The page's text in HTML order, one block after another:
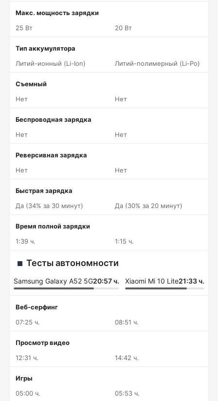
Макс. мощность зарядки
25 Вт
20 Вт
Тип аккумулятора
Литий-ионный (Li-Ion)
Литий-полимерный (Li-Po)
Съемный
Нет
Нет
Беспроводная зарядка
Нет
Нет
Реверсивная зарядка
Нет
Нет
Быстрая зарядка
Да (34% за 30 минут)
Да (30% за 20 минут)
Время полной зарядки
1:39 ч.
1:15 ч.
Тесты автономности
Samsung Galaxy A52 5G20:57 ч. Xiaomi Mi 10 Lite21:33 ч.
Веб-серфинг
07:25 ч.
08:51 ч.
Просмотр видео
12:31 ч.
14:42 ч.
Игры
05:00 ч.
05:53 ч.